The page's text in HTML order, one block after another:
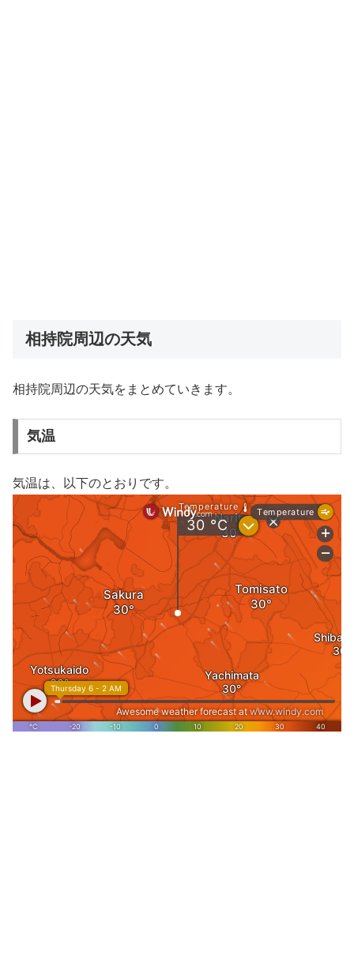
相持院周辺の天気
相持院周辺の天気をまとめていきます。
気温
気温は、以下のとおりです。